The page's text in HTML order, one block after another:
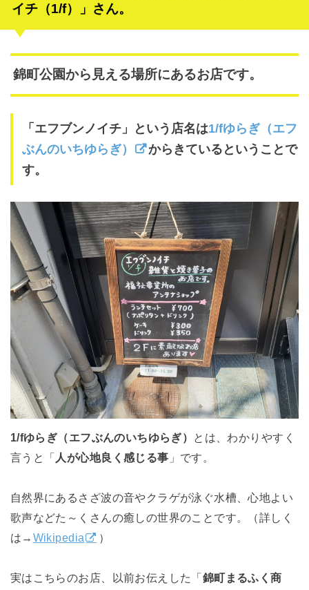
イチ（1/f）」さん。
錦町公園から見える場所にあるお店です。
「エフブンノイチ」という店名は1/fゆらぎ（エフ
ぶんのいちゆらぎ）
からきているということで
す。
1/fゆらぎ（エフぶんのいちゆらぎ） とは、わかりやすく
言うと「 人が心地良く感じる事 」です。
自然界にあるさざ波の音やクラゲが泳ぐ水槽、心地よい
歌声などた～くさんの癒しの世界のことです。（詳しく
は→ Wikipedia ）
実はこちらのお店、以前お伝えした「錦町まるふく商